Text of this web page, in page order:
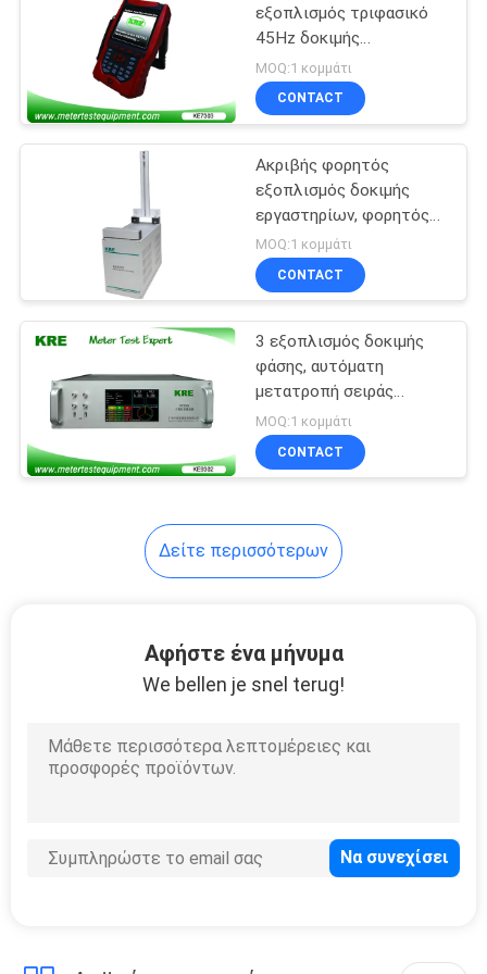
εξοπλισμός τριφασικό
45Hz δοκιμής
ενεργειακών μετρητών -
κατηγορία 0,1 65Hz
MOQ:1 κομμάτι
CONTACT
Ακριβής φορητός
εξοπλισμός δοκιμής
εργαστηρίων, φορητός
έλεγχος
υπολογιστών εξοπλισμού
δοκιμής
MOQ:1 κομμάτι
CONTACT
3 εξοπλισμός δοκιμής
φάσης, αυτόματη
μετατροπή σειράς
εξοπλισμού
βαθμολόγησης
ενεργειακών μετρητών
MOQ:1 κομμάτι
CONTACT
Δείτε περισσότερων
Αφήστε ένα μήνυμα
We bellen je snel terug!